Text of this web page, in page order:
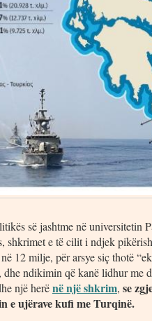
së jashtme në universitetin
shkrimet e të cilit i ndjek
12 milje, për arsye siç thotë
ndikimin që kanë lidhur me
një herënë një shkrim, se
e ujërave kufi me Turqinë.